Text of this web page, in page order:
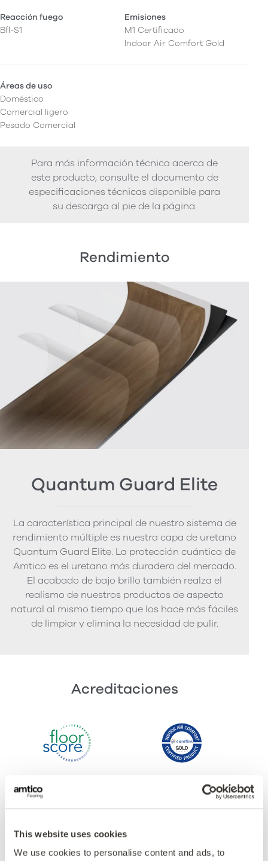
This website uses cookies
We use cookies to personalise content and ads, to
Reacción fuego
Bfl-S1
Emisiones
M1 Certificado
Indoor Air Comfort Gold
Áreas de uso
Doméstico
Comercial ligero
Pesado Comercial
Para más información técnica acerca de
este producto, consulte el documento de
especificaciones técnicas disponible para
su descarga al pie de la página.
Rendimiento
Quantum Guard Elite
La característica principal de nuestro sistema de
rendimiento múltiple es nuestra capa de uretano
Quantum Guard Elite. La protección cuántica de
Amtico es el uretano más duradero del mercado.
El acabado de bajo brillo también realza el
realismo de nuestros productos de aspecto
natural al mismo tiempo que los hace más fáciles
de limpiar y elimina la necesidad de pulir.
Acreditaciones